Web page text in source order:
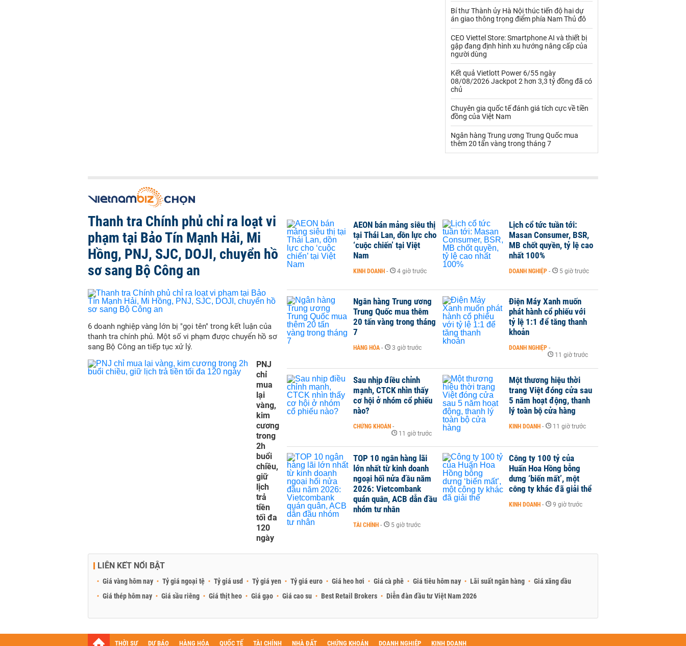
Than Thức ăn chăn nuôi
Thủy hải sản khác Tôm
Xi măng - Clynker
Bí thư Thành ủy Hà Nội thúc tiến độ hai dự
án giao thông trọng điểm phía Nam Thủ đô
CEO Viettel Store: Smartphone AI và thiết bị
gập đang định hình xu hướng nâng cấp của
người dùng
Kết quả Vietlott Power 6/55 ngày
08/08/2026 Jackpot 2 hơn 3,3 tỷ đồng đã có
chủ
Chuyên gia quốc tế đánh giá tích cực về tiền
đồng của Việt Nam
Ngân hàng Trung ương Trung Quốc mua
thêm 20 tấn vàng trong tháng 7
Thanh tra Chính phủ chỉ ra loạt vi
phạm tại Bảo Tín Mạnh Hải, Mi
Hồng, PNJ, SJC, DOJI, chuyển hồ
sơ sang Bộ Công an
6 doanh nghiệp vàng lớn bị "gọi tên" trong kết luận của
thanh tra chính phủ. Một số vi phạm được chuyển hồ sơ
sang Bộ Công an tiếp tục xử lý.
PNJ
chỉ
mua
lại
vàng,
kim
cương
trong
2h
buổi
chiều,
giữ
lịch
trả
tiền
tối đa
120
ngày
AEON bán mảng siêu thị
tại Thái Lan, dồn lực cho
‘cuộc chiến’ tại Việt
Nam
KINH DOANH - 4 giờ trước
Lịch cổ tức tuần tới:
Masan Consumer, BSR,
MB chốt quyền, tỷ lệ cao
nhất 100%
DOANH NGHIỆP - 5 giờ trước
Ngân hàng Trung ương
Trung Quốc mua thêm
20 tấn vàng trong tháng
7
HÀNG HÓA - 3 giờ trước
Điện Máy Xanh muốn
phát hành cổ phiếu với
tỷ lệ 1:1 để tăng thanh
khoản
DOANH NGHIỆP -
11 giờ trước
Sau nhịp điều chỉnh
mạnh, CTCK nhìn thấy
cơ hội ở nhóm cổ phiếu
nào?
CHỨNG KHOÁN -
11 giờ trước
Một thương hiệu thời
trang Việt đóng cửa sau
5 năm hoạt động, thanh
lý toàn bộ cửa hàng
KINH DOANH - 11 giờ trước
TOP 10 ngân hàng lãi
lớn nhất từ kinh doanh
ngoại hối nửa đầu năm
2026: Vietcombank
quán quân, ACB dẫn đầu
nhóm tư nhân
TÀI CHÍNH - 5 giờ trước
Công ty 100 tỷ của
Huấn Hoa Hồng bỗng
dưng ‘biến mất’, một
công ty khác đã giải thể
KINH DOANH - 9 giờ trước
LIÊN KẾT NỔI BẬT
Giá vàng hôm nay Tỷ giá ngoại tệ Tỷ giá usd Tỷ giá yen Tỷ giá euro Giá heo hơi Giá cà phê Giá tiêu hôm nay Lãi suất ngân hàng
Giá xăng dầu
Giá thép hôm nay
Giá sầu riêng Giá thịt heo Giá gạo Giá cao su Best Retail Brokers Diễn đàn đầu tư Việt Nam 2026
THỜI SỰ DỰ BÁO HÀNG HÓA QUỐC TẾ TÀI CHÍNH NHÀ ĐẤT CHỨNG KHOÁN DOANH NGHIỆP KINH DOANH